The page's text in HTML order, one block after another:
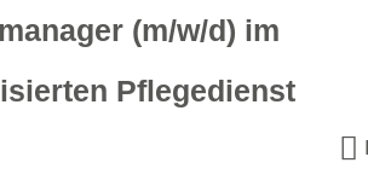
(m/w/d) im
Pflegedienst